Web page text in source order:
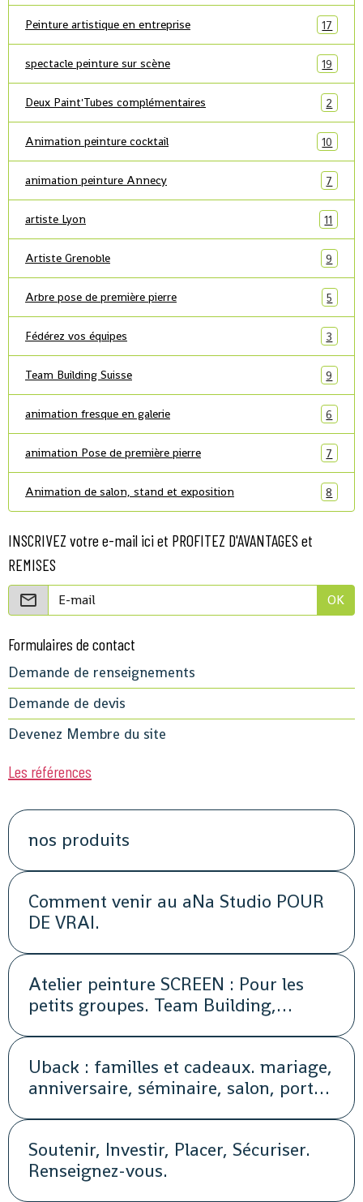
Peinture artistique en entreprise 17
spectacle peinture sur scène 19
Deux Paint'Tubes complémentaires 2
Animation peinture cocktail 10
animation peinture Annecy 7
artiste Lyon 11
Artiste Grenoble 9
Arbre pose de première pierre 5
Fédérez vos équipes 3
Team Building Suisse 9
animation fresque en galerie 6
animation Pose de première pierre 7
Animation de salon, stand et exposition 8
INSCRIVEZ votre e-mail ici et PROFITEZ D'AVANTAGES et
REMISES
OK
Formulaires de contact
Demande de renseignements
Demande de devis
Devenez Membre du site
Les références
nos produits
Comment venir au aNa Studio POUR
DE VRAI.
Atelier peinture SCREEN : Pour les
petits groupes. Team Building,
Uback : familles et cadeaux. mariage,
anniversaire, séminaire, salon, portes
Soutenir, Investir, Placer, Sécuriser.
Renseignez-vous.